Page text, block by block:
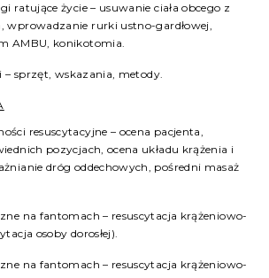
ratujące życie – usuwanie ciała obcego z
wprowadzanie rurki ustno-gardłowej,
AMBU, konikotomia.
– sprzęt, wskazania, metody.
resuscytacyjne – ocena pacjenta,
pozycjach, ocena układu krążenia i
dróg oddechowych, pośredni masaż
na fantomach – resuscytacja krążeniowo-
osoby dorosłej).
na fantomach – resuscytacja krążeniowo-